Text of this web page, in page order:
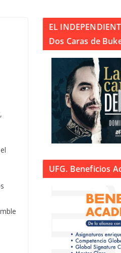
EL
Dos Caras de
UFG. Beneficios